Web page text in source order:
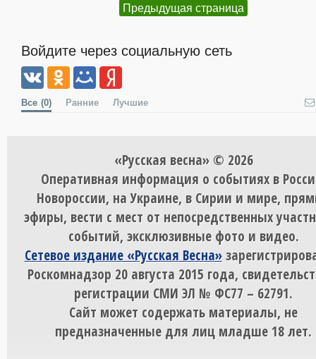
Предыдущая страница
Войдите через социальную сеть
Все (0) Ранние Лучшие
«Русская весна» © 2026
Оперативная информация о событиях в
Новороссии, на Украине, в Сирии и мире,
эфиры, вести с мест от непосредственных
событий, эксклюзивные фото и видео.
Сетевое издание «Русская Весна»
Роскомнадзор 20 августа 2015 года,
регистрации СМИ ЭЛ № ФС77 – 62791.
Сайт может содержать материалы, не
предназначенные для лиц младше 18 лет.